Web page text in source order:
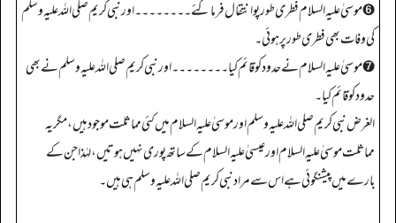
➏ موسیٰ علیہ السلام فطری طور پو انتقال فرما گئے۔۔۔۔۔۔۔۔ اور نبی کریم صلی اللہ علیہ وسلم
کی وفات بھی فطری طور پر ہوئی۔
➐ موسیٰ علیہ السلام نے حدود کو قائم کیا۔۔۔۔۔۔۔۔ اور نبی کریم صلی اللہ علیہ وسلم نے بھی
حدود کو قائم کیا۔
الغرض نبی کریم صلی اللہ علیہ وسلم اور موسیٰ علیہ السلام میں کئی مماثلت موجود ہیں، مگر یہ
مماثلت موسیٰ علیہ السلام اور عیسیٰ علیہ السلام کے ساتھ پوری نہیں ہوتیں، لہٰذا جن کے
بارے میں پیشنگوئی ہے اس سے مراد نبی کریم صلی اللہ علیہ وسلم ہی ہیں۔